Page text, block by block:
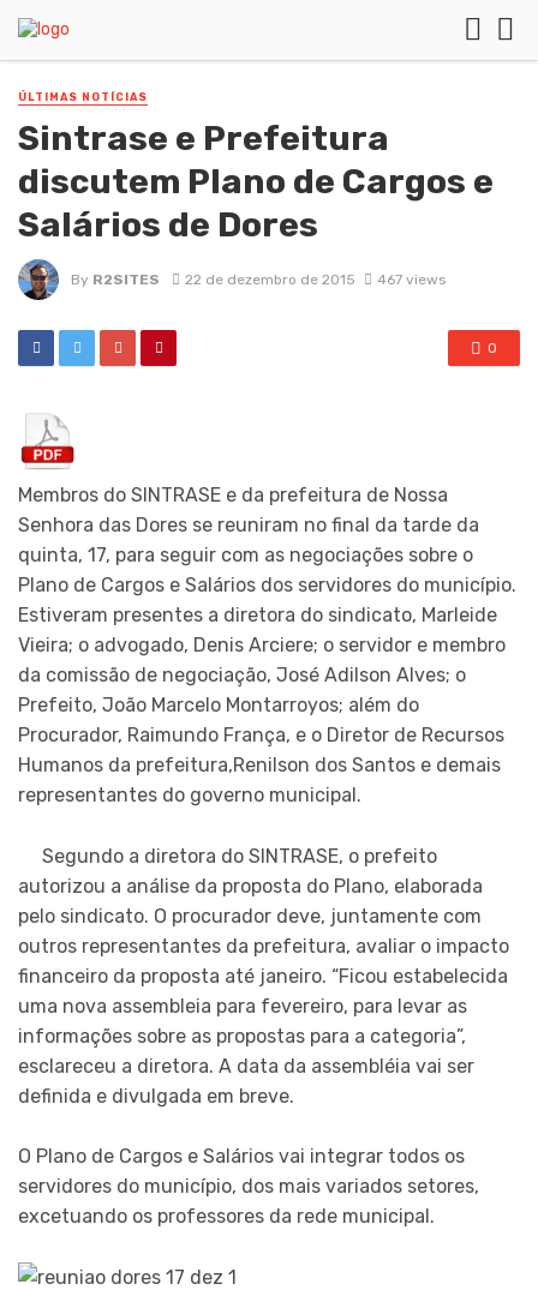
ÚLTIMAS NOTÍCIAS
Sintrase e Prefeitura
discutem Plano de Cargos e
Salários de Dores
By R2SITES 22 de dezembro de 2015 467 views
0
Membros do SINTRASE e da prefeitura de Nossa
Senhora das Dores se reuniram no final da tarde da
quinta, 17, para seguir com as negociações sobre o
Plano de Cargos e Salários dos servidores do município.
Estiveram presentes a diretora do sindicato, Marleide
Vieira; o advogado, Denis Arciere; o servidor e membro
da comissão de negociação, José Adilson Alves; o
Prefeito, João Marcelo Montarroyos; além do
Procurador, Raimundo França, e o Diretor de Recursos
Humanos da prefeitura,Renilson dos Santos e demais
representantes do governo municipal.
Segundo a diretora do SINTRASE, o prefeito
autorizou a análise da proposta do Plano, elaborada
pelo sindicato. O procurador deve, juntamente com
outros representantes da prefeitura, avaliar o impacto
financeiro da proposta até janeiro. “Ficou estabelecida
uma nova assembleia para fevereiro, para levar as
informações sobre as propostas para a categoria”,
esclareceu a diretora. A data da assembléia vai ser
definida e divulgada em breve.
O Plano de Cargos e Salários vai integrar todos os
servidores do município, dos mais variados setores,
excetuando os professores da rede municipal.